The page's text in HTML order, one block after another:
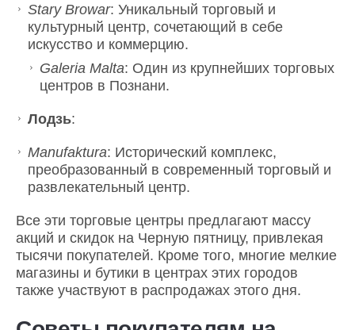
Stary Browar: Уникальный торговый и
культурный центр, сочетающий в себе
искусство и коммерцию.
Galeria Malta: Один из крупнейших торговых
центров в Познани.
Лодзь:
Manufaktura: Исторический комплекс,
преобразованный в современный торговый и
развлекательный центр.
Все эти торговые центры предлагают массу
акций и скидок на Черную пятницу, привлекая
тысячи покупателей. Кроме того, многие мелкие
магазины и бутики в центрах этих городов
также участвуют в распродажах этого дня.